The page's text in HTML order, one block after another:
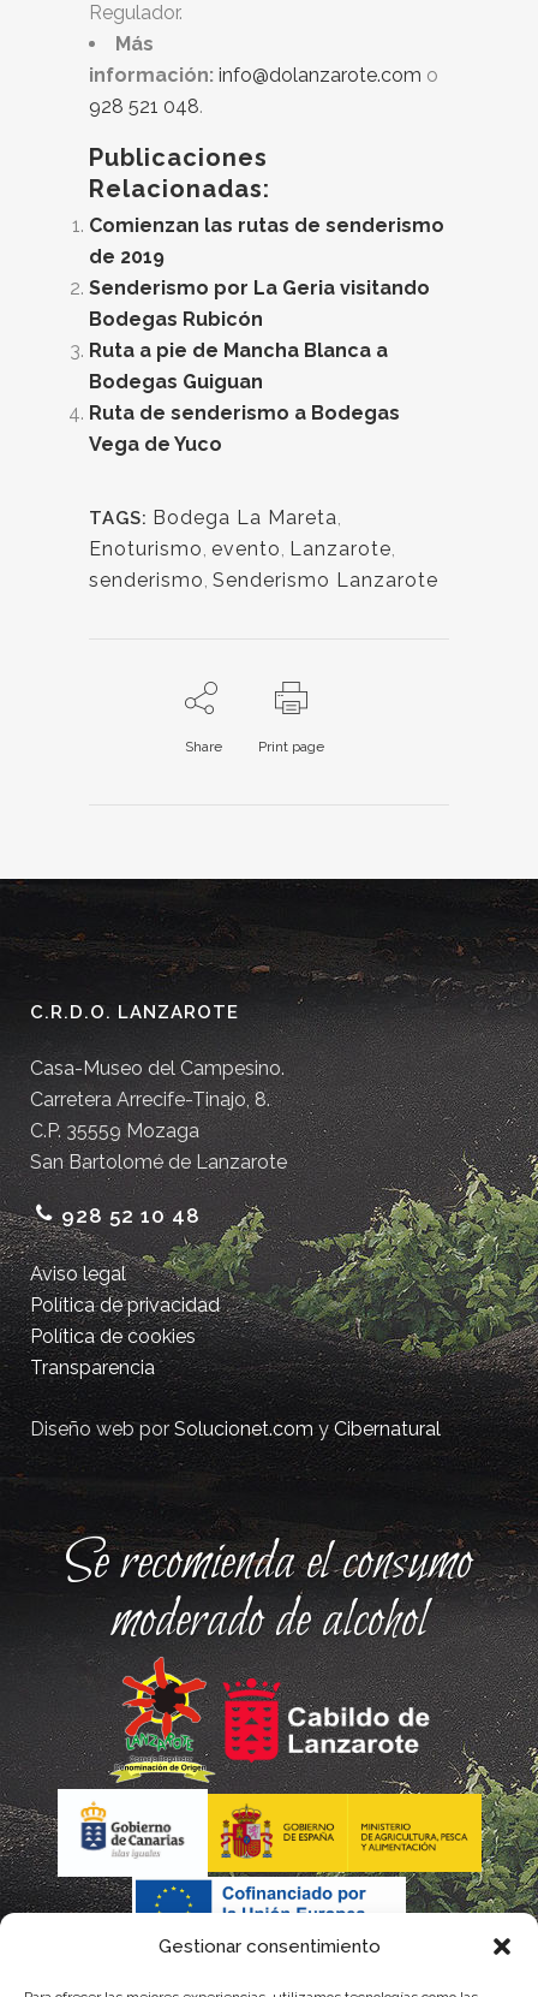
Gestionar consentimiento
Regulador.
Más
información: info@dolanzarote.com o
928 521 048.
Publicaciones
Relacionadas:
Comienzan las rutas de senderismo
de 2019
Senderismo por La Geria visitando
Bodegas Rubicón
Ruta a pie de Mancha Blanca a
Bodegas Guiguan
Ruta de senderismo a Bodegas
Vega de Yuco
TAGS: Bodega La Mareta,
Enoturismo, evento, Lanzarote,
senderismo, Senderismo Lanzarote
Share Print page
C.R.D.O. LANZAROTE
Casa-Museo del Campesino.
Carretera Arrecife-Tinajo, 8.
C.P. 35559 Mozaga
San Bartolomé de Lanzarote
928 52 10 48
Aviso legal
Política de privacidad
Política de cookies
Transparencia
Diseño web porSolucionet.comyCibernatural
Se recomienda el consumo
moderado de alcohol